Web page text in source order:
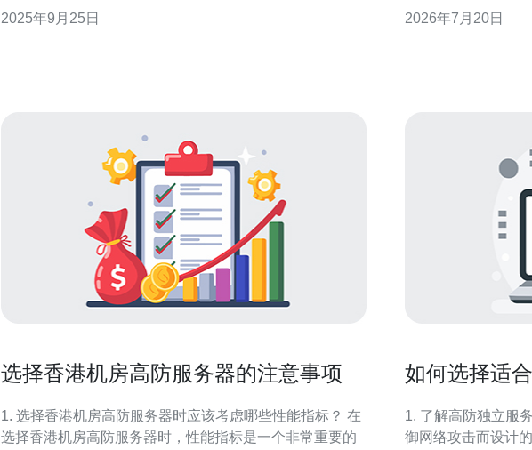
助企业实现高效的网络推广和品牌宣传。本文将详细评测
2025年9月25日
景中，接入香港节点能
2026年7月20日
选择香港机房高防服务器的注意事项
1. 选择香港机房高防服务器时应该考虑哪些性能指标？ 在
选择香港机房高防服务器时，性能指标是一个非常重要的
如何选择适
1. 了解高防独立服务器的定义 高防独
御网络攻击而设计